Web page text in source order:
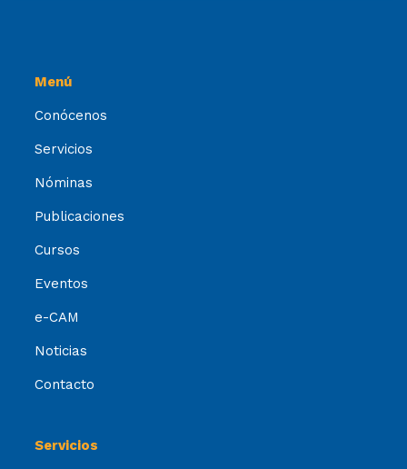
Menú
Conócenos
Servicios
Nóminas
Publicaciones
Cursos
Eventos
e-CAM
Noticias
Contacto
Servicios